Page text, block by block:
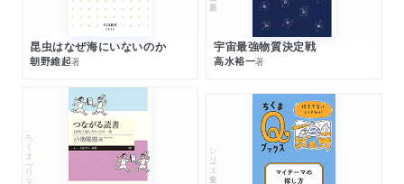
昆虫はなぜ海にいないのか
朝野維起著
宇宙最強物質決定戦
高水裕一著
ちくまプリマー新書 シリーズ・全集